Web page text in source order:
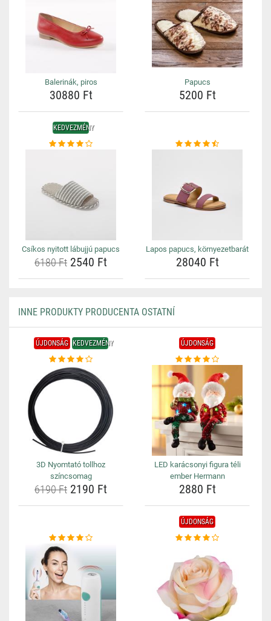
Balerinák, piros
30880 Ft
Papucs
5200 Ft
KEDVEZMÉNY
Csíkos nyitott lábujjú papucs
6180 Ft 2540 Ft
Lapos papucs, környezetbarát
28040 Ft
INNE PRODUKTY PRODUCENTA OSTATNÍ
ÚJDONSÁG KEDVEZMÉNY
3D Nyomtató tollhoz
színcsomag
6190 Ft 2190 Ft
ÚJDONSÁG
LED karácsonyi figura téli
ember Hermann
2880 Ft
ÚJDONSÁG